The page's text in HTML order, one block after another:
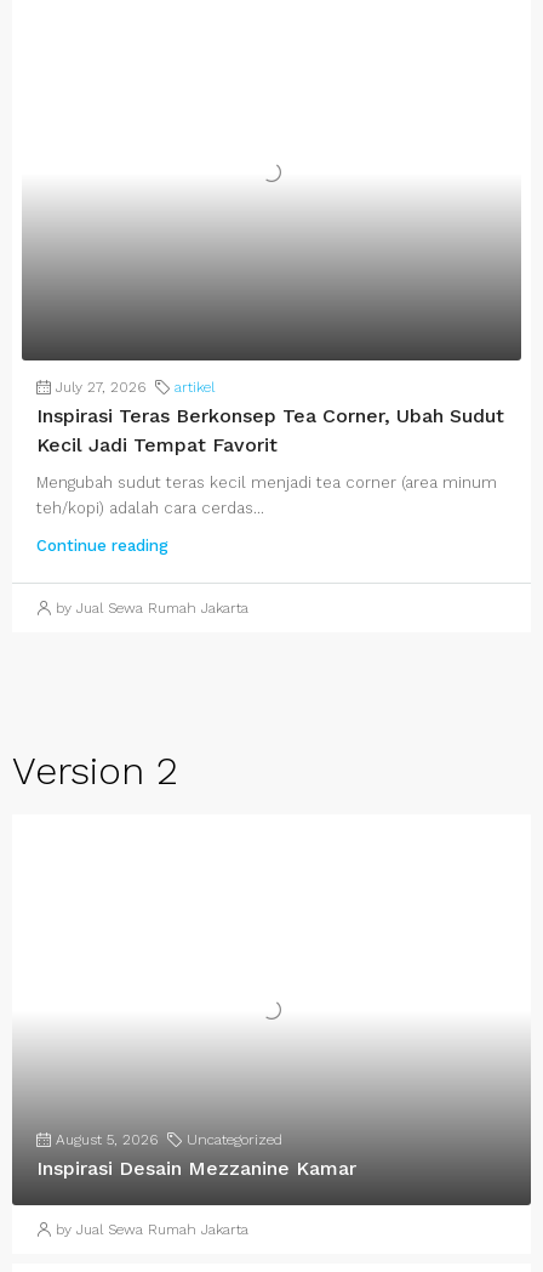
July 27, 2026 artikel
Inspirasi Teras Berkonsep Tea Corner, Ubah Sudut
Kecil Jadi Tempat Favorit
Mengubah sudut teras kecil menjadi tea corner (area minum
teh/kopi) adalah cara cerdas...
Continue reading
by Jual Sewa Rumah Jakarta
Version 2
August 5, 2026 Uncategorized
Inspirasi Desain Mezzanine Kamar
by Jual Sewa Rumah Jakarta